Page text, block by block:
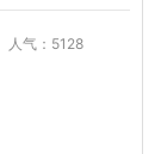
气：5128